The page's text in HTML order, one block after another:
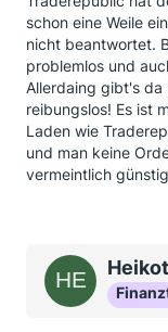
schon eine Weile
nicht beantwortet.
problemlos und
Allerdaing gibt's da
reibungslos! Es ist
Laden wie
und man keine
vermeintlich
Heikot